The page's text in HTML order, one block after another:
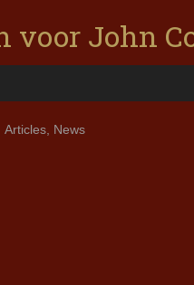
voor John
Articles News